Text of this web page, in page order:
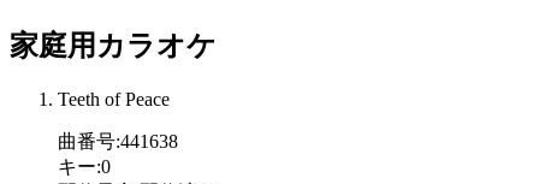
家庭用カラオケ
Teeth of Peace
曲番号:441638
キー:0